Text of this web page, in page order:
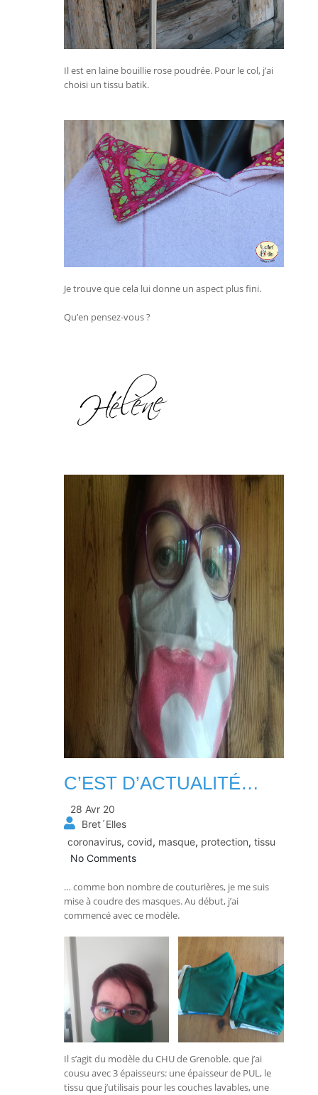
Il est en laine bouillie rose poudrée. Pour le col, j’ai
choisi un tissu batik.
Je trouve que cela lui donne un aspect plus fini.
Qu’en pensez-vous ?
C’EST D’ACTUALITÉ…
28 Avr 20
Bret´Elles
coronavirus, covid, masque, protection, tissu
No Comments
… comme bon nombre de couturières, je me suis
mise à coudre des masques. Au début, j’ai
commencé avec ce modèle.
Il s’agit du modèle du CHU de Grenoble. que j’ai
cousu avec 3 épaisseurs: une épaisseur de PUL, le
tissu que j’utilisais pour les couches lavables, une